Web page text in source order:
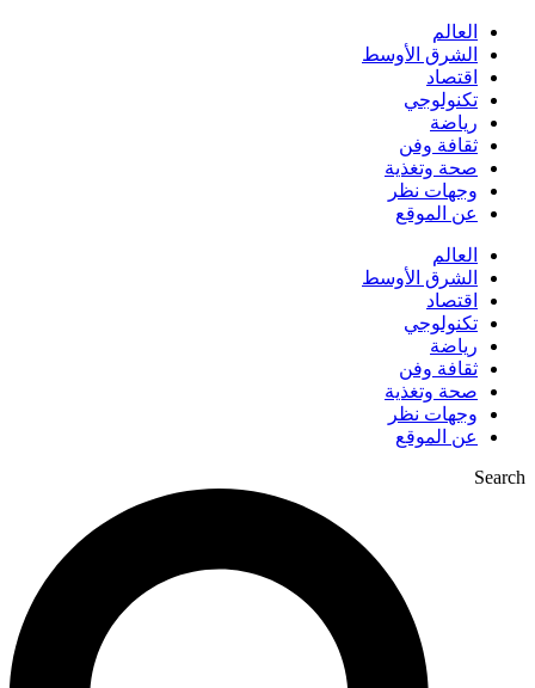
العالم
الشرق الأوسط
اقتصاد
تكنولوجي
رياضة
ثقافة وفن
صحة وتغذية
وجهات نظر
عن الموقع
العالم
الشرق الأوسط
اقتصاد
تكنولوجي
رياضة
ثقافة وفن
صحة وتغذية
وجهات نظر
عن الموقع
Search